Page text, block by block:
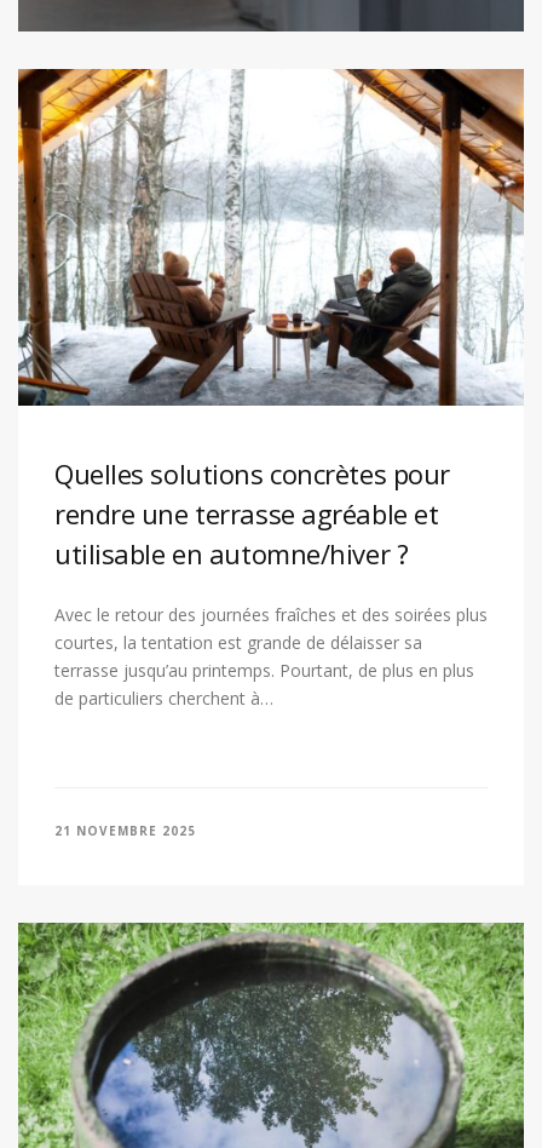
Quelles solutions concrètes pour
rendre une terrasse agréable et
utilisable en automne/hiver ?
Avec le retour des journées fraîches et des soirées plus
courtes, la tentation est grande de délaisser sa
terrasse jusqu’au printemps. Pourtant, de plus en plus
de particuliers cherchent à…
21 NOVEMBRE 2025